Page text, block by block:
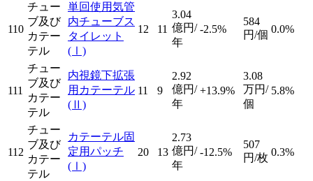
110
チュー
ブ及び
カテー
テル
単回使用気管
内チューブス
タイレット
(Ⅰ)
12 11
3.04
億円/
年
-2.5%
584
円/個 0.0%
111
チュー
ブ及び
カテー
テル
内視鏡下拡張
用カテーテル
(Ⅱ)
11 9
2.92
億円/
年
+13.9%
3.08
万円/
個
5.8%
112
チュー
ブ及び
カテー
テル
カテーテル固
定用パッチ
(Ⅰ)
20 13
2.73
億円/
年
-12.5%
507
円/枚 0.3%